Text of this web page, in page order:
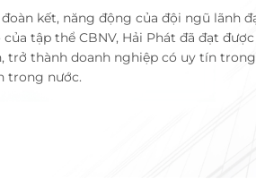
kết, năng động của đội ngũ lãnh
của tập thể CBNV, Hải Phát đã đạt
trở thành doanh nghiệp có uy tín
trong nước.